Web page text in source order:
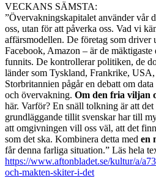
VECKANS SÄMSTA:
”Övervakningskapitalet använder vår
oss, utan för att påverka oss. Vad vi
affärsmodellen. De företag som driver
Facebook, Amazon – är de mäktigaste
funnits. De kontrollerar politiken, de
länder som Tyskland, Frankrike,
Storbritannien pågår en debatt om
och övervakning. Om den fria viljan
här. Varför? En snäll tolkning är att det
grundläggande tillit svenskar har till
att omgivningen vill oss väl, att det
som det ska. Kombinera detta med en
får denna farliga situation.” Läs hela
https://www.aftonbladet.se/kultur/a/
och-makten-skiter-i-det